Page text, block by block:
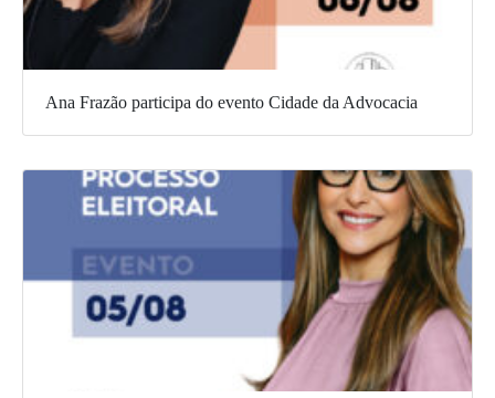
Ana Frazão participa do evento Cidade da Advocacia